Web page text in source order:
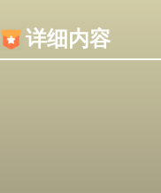
详细内容